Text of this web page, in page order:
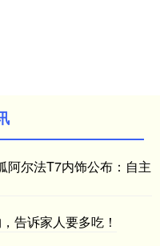
阿尔法T7内饰公布：自主
告诉家人要多吃！